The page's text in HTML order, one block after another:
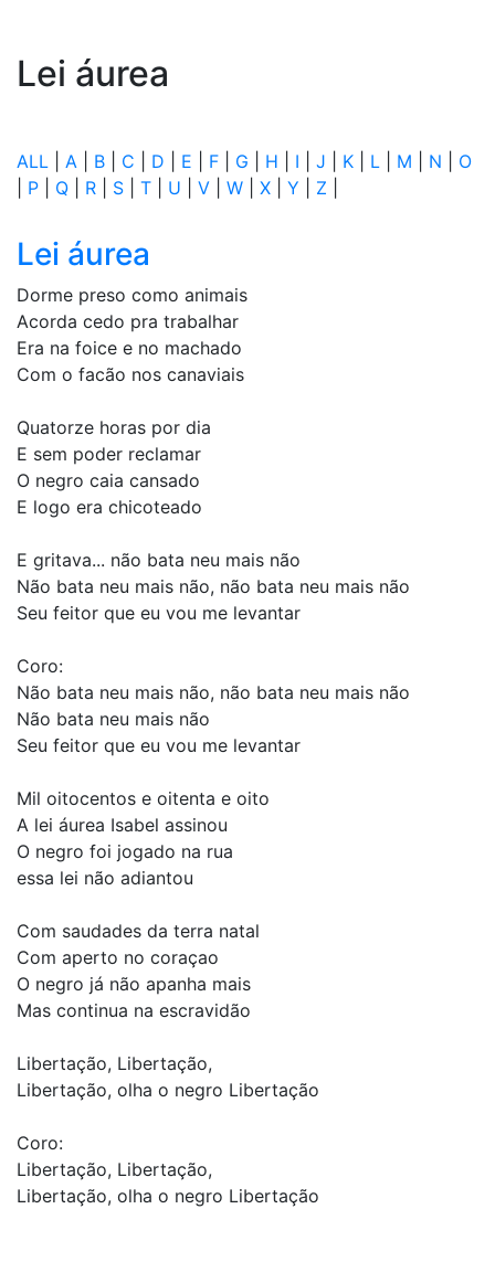
Lei áurea
ALL A B C D E F G H I J K L M N
O
P Q R S T U V W X Y Z
Lei áurea
Dorme preso como animais
Acorda cedo pra trabalhar
Era na foice e no machado
Com o facão nos canaviais
Quatorze horas por dia
E sem poder reclamar
O negro caia cansado
E logo era chicoteado
E gritava... não bata neu mais não
Não bata neu mais não, não bata neu mais não
Seu feitor que eu vou me levantar
Coro:
Não bata neu mais não, não bata neu mais não
Não bata neu mais não
Seu feitor que eu vou me levantar
Mil oitocentos e oitenta e oito
A lei áurea Isabel assinou
O negro foi jogado na rua
essa lei não adiantou
Com saudades da terra natal
Com aperto no coraçao
O negro já não apanha mais
Mas continua na escravidão
Libertação, Libertação,
Libertação, olha o negro Libertação
Coro:
Libertação, Libertação,
Libertação, olha o negro Libertação